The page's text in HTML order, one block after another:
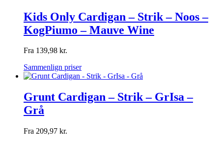
Kids Only Cardigan – Strik – Noos –
KogPiumo – Mauve Wine
Fra 139,98 kr.
Sammenlign priser
Grunt Cardigan – Strik – GrIsa –
Grå
Fra 209,97 kr.